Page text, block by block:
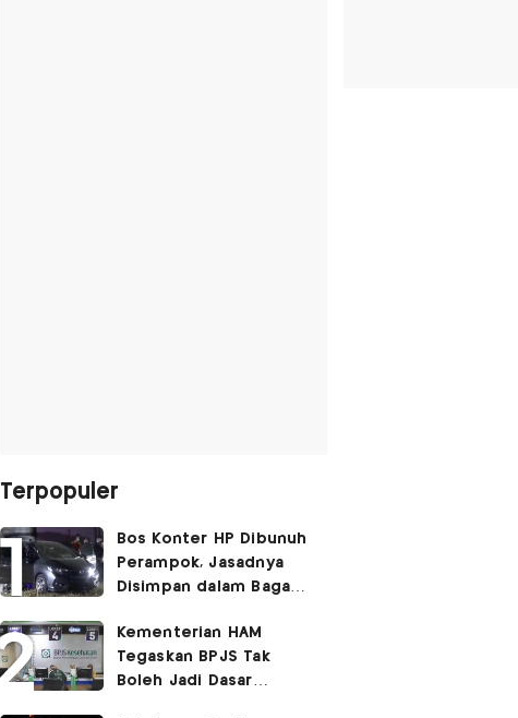
Terpopuler
Bos Konter HP Dibunuh
Perampok, Jasadnya
Disimpan dalam Bagasi
Kementerian HAM
Tegaskan BPJS Tak
Boleh Jadi Dasar